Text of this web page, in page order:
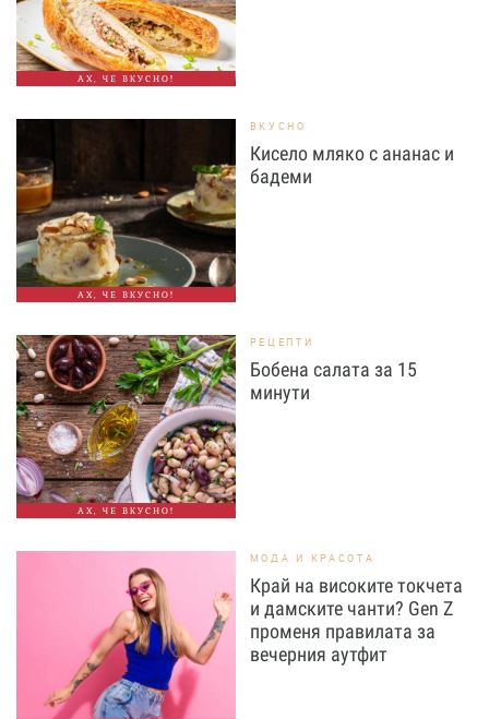
АХ, ЧЕ ВКУСНО!
АХ, ЧЕ ВКУСНО!
ВКУСНО
Кисело мляко с ананас и
бадеми
АХ, ЧЕ ВКУСНО!
РЕЦЕПТИ
Бобена салата за 15
минути
МОДА И КРАСОТА
Край на високите токчета
и дамските чанти? Gen Z
променя правилата за
вечерния аутфит